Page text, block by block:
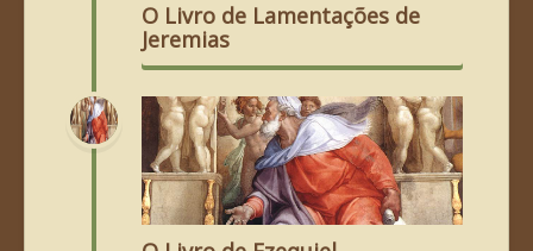
O Livro de Lamentações de
Jeremias